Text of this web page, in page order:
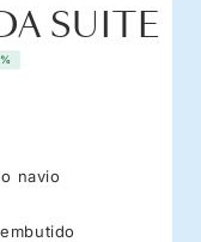
SUITE
navio